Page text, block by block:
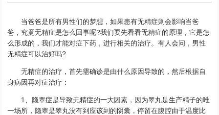
当爸爸是所有男性们的梦想，如果患有无精症则会影响当爸
爸，究竟无精症是怎么回事呢?我们要先看看无精症的原理，它是怎
么形成的，我们才能对症下药，进行相关的治疗。有人会问，男性
无精症可以治好吗?
无精症的治疗，首先需确诊是由什么原因导致的，然后根据自
身病因再对症治疗：
1、隐睾症是导致无精症的一大因素，因为睾丸是生产精子的唯
一场所，隐睾是睾丸没有到应该到的阴囊，停留在腹腔由于温度比